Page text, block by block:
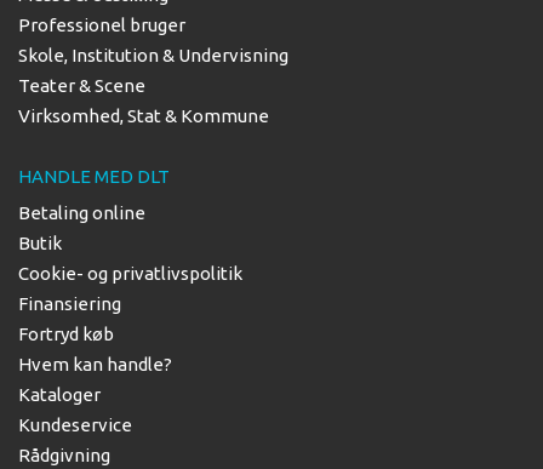
Professionel bruger
Skole, Institution & Undervisning
Teater & Scene
Virksomhed, Stat & Kommune
HANDLE MED DLT
Betaling online
Butik
Cookie- og privatlivspolitik
Finansiering
Fortryd køb
Hvem kan handle?
Kataloger
Kundeservice
Rådgivning